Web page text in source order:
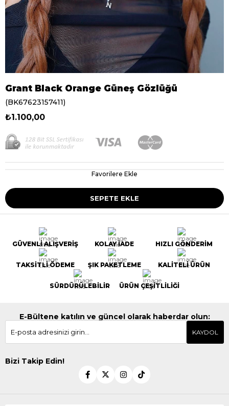
Grant Black Orange Güneş Gözlüğü
(BK67623157411)
₺1.100,00
Favorilere Ekle
GÜVENLİ ALIŞVERİŞ KOLAY İADE HIZLI GÖNDERİM
TAKSİTLİ ÖDEME ŞIK PAKETLEME KALİTELİ ÜRÜN
SÜRDÜRÜLEBİLİR ÜRÜN ÇEŞİTLİLİĞİ
E-Bültene katılın ve güncel olarak haberdar olun:
KAYDOL
Bizi Takip Edin!